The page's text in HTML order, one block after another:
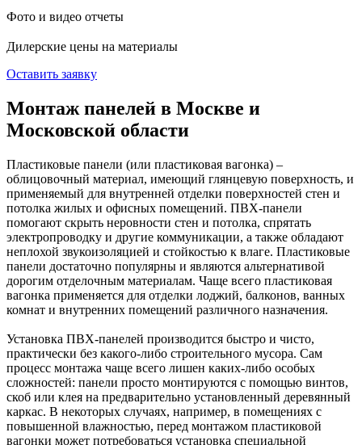
Фото и видео отчеты
Дилерские цены на материалы
Оставить заявку
Монтаж панелей в Москве и
Московской области
Пластиковые панели (или пластиковая вагонка) –
облицовочный материал, имеющий глянцевую поверхность, и
применяемый для внутренней отделки поверхностей стен и
потолка жилых и офисных помещений. ПВХ-панели
помогают скрыть неровности стен и потолка, спрятать
электропроводку и другие коммуникации, а также обладают
неплохой звукоизоляцией и стойкостью к влаге. Пластиковые
панели достаточно популярны и являются альтернативой
дорогим отделочным материалам. Чаще всего пластиковая
вагонка применяется для отделки лоджий, балконов, ванных
комнат и внутренних помещений различного назначения.
Установка ПВХ-панелей производится быстро и чисто,
практически без какого-либо строительного мусора. Сам
процесс монтажа чаще всего лишен каких-либо особых
сложностей: панели просто монтируются с помощью винтов,
скоб или клея на предварительно установленный деревянный
каркас. В некоторых случаях, например, в помещениях с
повышенной влажностью, перед монтажом пластиковой
вагонки может потребоваться установка специальной